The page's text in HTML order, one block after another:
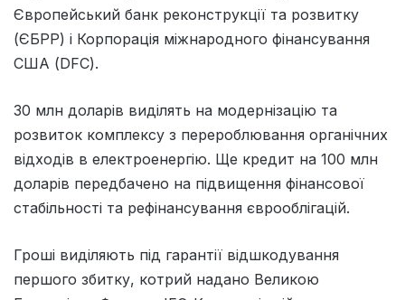
Європейський банк реконструкції та розвитку
(ЄБРР) і Корпорація міжнародного фінансування
США (DFC).
30 млн доларів виділять на модернізацію та
розвиток комплексу з перероблювання органічних
відходів в електроенергію. Ще кредит на 100 млн
доларів передбачено на підвищення фінансової
стабільності та рефінансування єврооблігацій.
Гроші виділяють під гарантії відшкодування
першого збитку, котрий надано Великою